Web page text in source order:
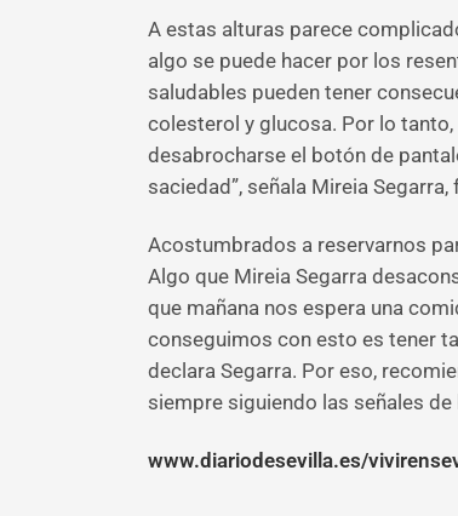
A estas alturas parece
algo se puede hacer por los
saludables pueden tener
colesterol y glucosa. Por lo
desabrocharse el botón de
saciedad”, señala Mireia
Acostumbrados a reservarnos
Algo que Mireia Segarra
que mañana nos espera una
conseguimos con esto es tener
declara Segarra. Por eso,
siempre siguiendo las señales
www.diariodesevilla.es/